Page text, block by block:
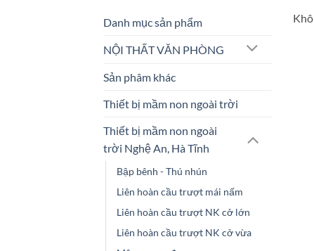
Danh mục sản phẩm
NỘI THẤT VĂN PHÒNG
Sản phâm khác
Thiết bị mầm non ngoài trời
Thiết bị mầm non ngoài
trời Nghệ An, Hà Tĩnh
Bập bênh - Thú nhún
Liên hoàn cầu trượt mái nấm
Liên hoàn cầu trượt NK cở lớn
Liên hoàn cầu trượt NK cở vừa